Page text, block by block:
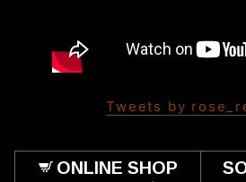
Tweets by
ONLINE SHOP